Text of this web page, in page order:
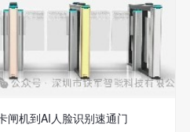
闸机到AI人脸识别速通门